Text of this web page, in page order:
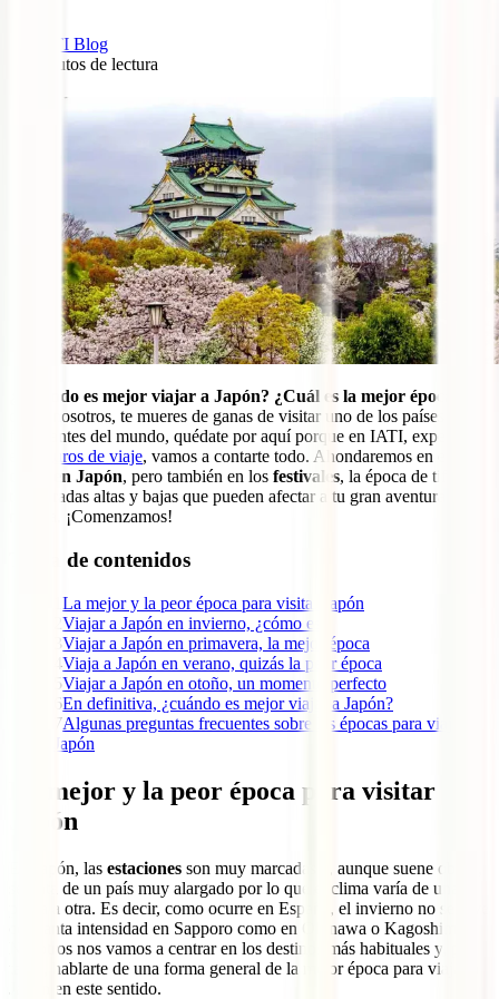
IATI Blog
minutos de lectura
¿Cuándo es mejor viajar a Japón? ¿Cuál es la mejor época?
como nosotros, te mueres de ganas de visitar uno de los países más
fascinantes del mundo, quédate por aquí porque en IATI, expertos
seguros de viaje, vamos a contarte todo. Ahondaremos en el
clima en Japón, pero también en los festivales, la época de tifones,
temporadas altas y bajas que pueden afectar a tu gran aventura
nipona. ¡Comenzamos!
Tabla de contenidos
La mejor y la peor época para visitar Japón
Viajar a Japón en invierno, ¿cómo es?
3Viajar a Japón en primavera, la mejor época
4Viaja a Japón en verano, quizás la peor época
5Viajar a Japón en otoño, un momento perfecto
6En definitiva, ¿cuándo es mejor viajar a Japón?
7Algunas preguntas frecuentes sobre las épocas para viajar a
Japón
La mejor y la peor época para visitar
Japón
En Japón, las estaciones son muy marcadas y, aunque suene obvio,
se trata de un país muy alargado por lo que el clima varía de una
punta a otra. Es decir, como ocurre en España, el invierno no se vive
con tanta intensidad en Sapporo como en Okinawa o Kagoshima.
Nosotros nos vamos a centrar en los destinos más habituales y, por
tanto, hablarte de una forma general de la mejor época para viajar a
Japón en este sentido.